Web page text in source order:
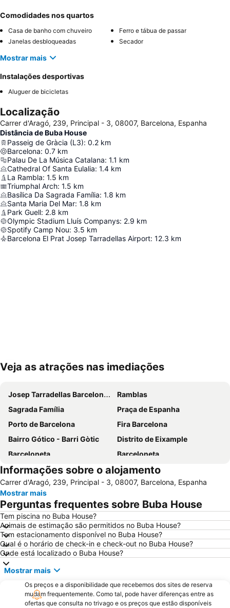
Comodidades nos quartos
Casa de banho com chuveiro
Ferro e tábua de passar
Janelas desbloqueadas
Secador
Mostrar mais
Instalações desportivas
Aluguer de bicicletas
Localização
Carrer d'Aragó, 239, Principal - 3, 08007, Barcelona, Espanha
Distância de Buba House
Passeig de Gràcia (L3): 0.2 km
Barcelona: 0.7 km
Palau De La Música Catalana: 1.1 km
Cathedral Of Santa Eulalia: 1.4 km
La Rambla: 1.5 km
Triumphal Arch: 1.5 km
Basílica Da Sagrada Família: 1.8 km
Santa Maria Del Mar: 1.8 km
Park Guell: 2.8 km
Olympic Stadium Lluís Companys: 2.9 km
Spotify Camp Nou: 3.5 km
Barcelona El Prat Josep Tarradellas Airport: 12.3 km
Ampliar mapa
Veja as atrações nas imediações
Josep Tarradellas Barcelona–El Prat Airport
Ramblas
Sagrada Família
Praça de Espanha
Porto de Barcelona
Fira Barcelona
Bairro Gótico - Barri Gòtic
Distrito de Eixample
Barceloneta
Barceloneta
Estádio Olímpico de Montjuïc
Camp Nou
Estació de Sants
Palácio Sant Jordi
Praça Catalunha
Sagrada Família Metro Station
La Dreta de l'Eixample
Barcelona Sants Metro Station
Metrô de Barcelona
Plaza Catalunya
Aeroport T1 Metro Station
Ciutat Vella
Catedral Basílica de Barcelona
Estació de Plaça Catalunya
Gràcia
Circuit de Catalunya
Parque do centro de Poblenou
El Born
El Poblenou
Informações sobre o alojamento
Carrer d'Aragó, 239, Principal - 3, 08007, Barcelona, Espanha
Mostrar mais
Perguntas frequentes sobre Buba House
Tem piscina no Buba House?
Animais de estimação são permitidos no Buba House?
Tem estacionamento disponível no Buba House?
Qual é o horário de check-in e check-out no Buba House?
Onde está localizado o Buba House?
Mostrar mais
Os preços e a disponibilidade que recebemos dos sites de reserva
mudam frequentemente. Como tal, pode haver diferenças entre as
ofertas que consulta no trivago e os preços que estão disponíveis